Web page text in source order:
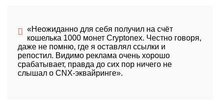
«Неожиданно для себя получил на счёт
кошелька 1000 монет Cryptonex. Честно говоря,
даже не помню, где я оставлял ссылки и
репостил. Видимо реклама очень хорошо
срабатывает, правда до сих пор ничего не
слышал о CNX-эквайринге».